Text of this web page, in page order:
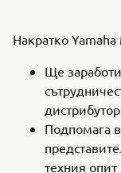
Накратко
Ще
Подпомага
техния